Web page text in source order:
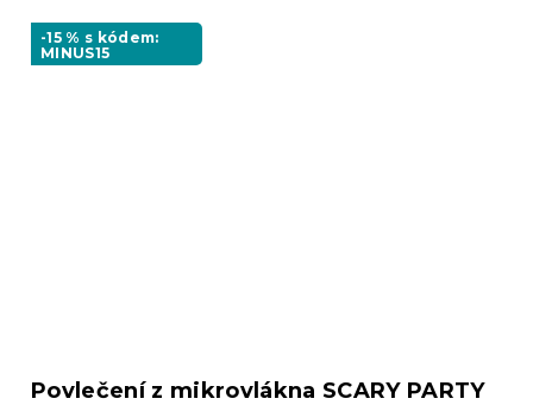
-15 % s kódem:
MINUS15
Povlečení z mikrovlákna SCARY PARTY